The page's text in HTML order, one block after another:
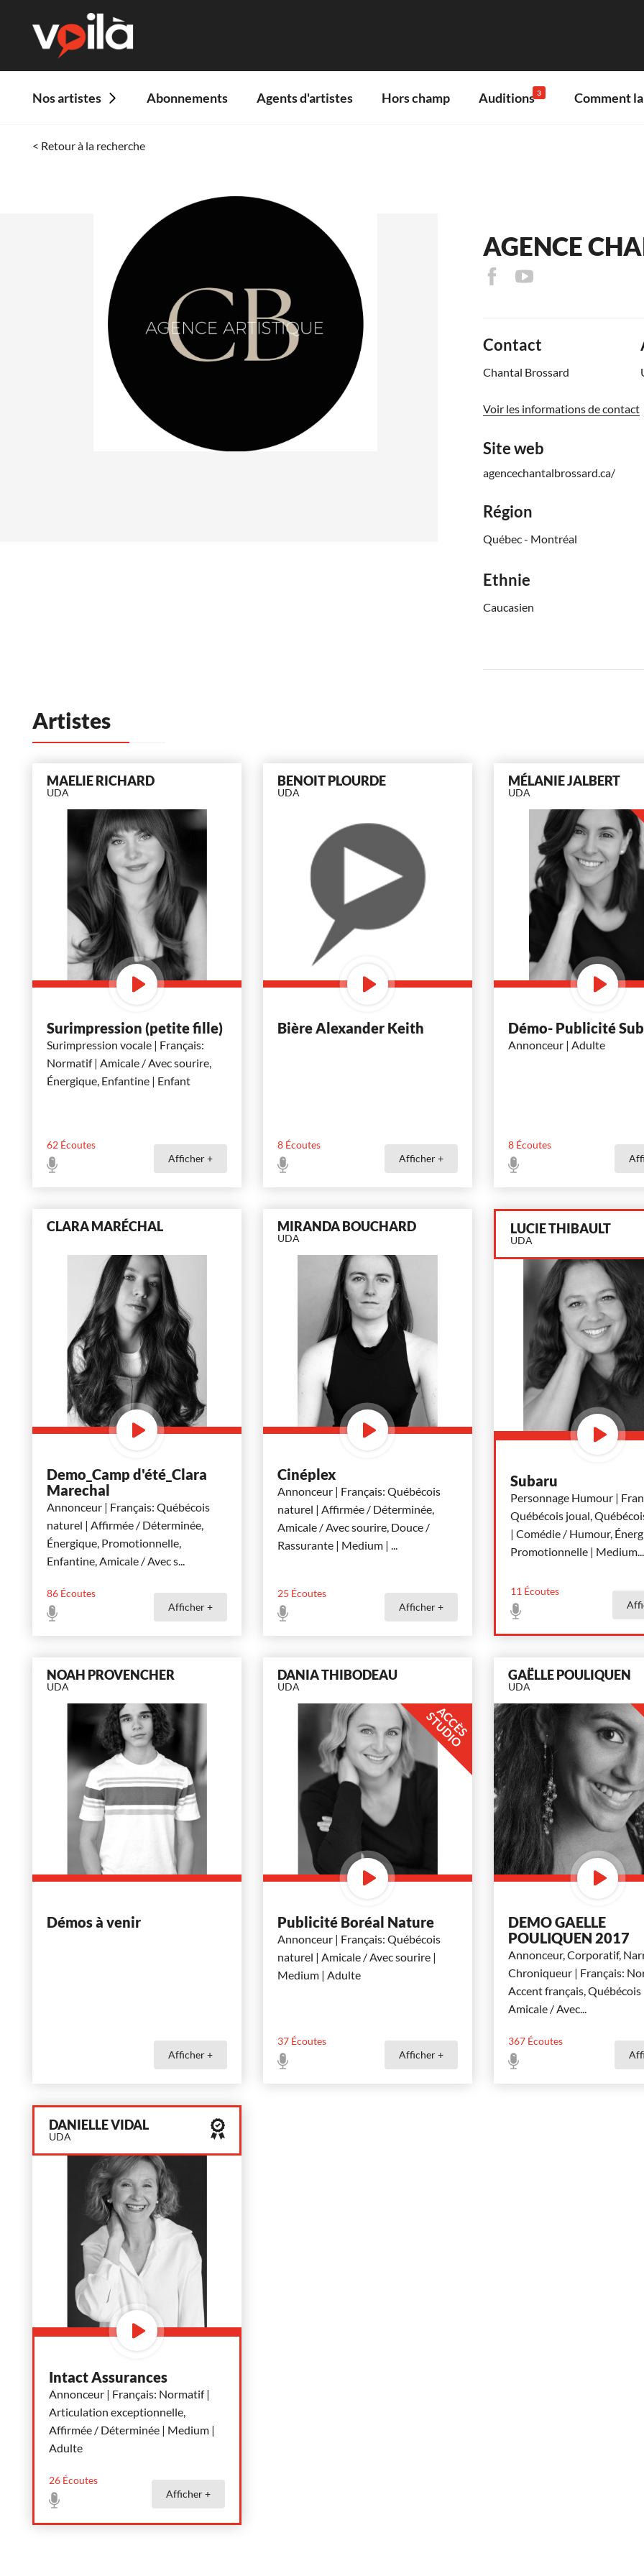
Nos artistes Abonnements Agents d'artistes Hors champ Auditions 3 Comment
< Retour à la recherche
AGENCE
Contact
Chantal Brossard
Voir les informations de contact
Site web
agencechantalbrossard.ca/
Région
Québec - Montréal
Ethnie
Caucasien
Artistes
MAELIE RICHARD
UDA
Surimpression (petite fille)
Surimpression vocale | Français:
Normatif | Amicale / Avec sourire,
Énergique, Enfantine | Enfant
62 Écoutes
Afficher +
BENOIT PLOURDE
UDA
Bière Alexander Keith
8Écoutes
Afficher +
MÉLANIE JALBERT
UDA
Démo- Publicité
Annonceur | Adulte
8Écoutes
CLARA MARÉCHAL
Demo_Camp d'été_Clara
Marechal
Annonceur | Français: Québécois
naturel | Affirmée / Déterminée,
Énergique, Promotionnelle,
Enfantine, Amicale / Avec s...
86 Écoutes
Afficher +
MIRANDA BOUCHARD
UDA
Cinéplex
Annonceur | Français: Québécois
naturel | Affirmée / Déterminée,
Amicale / Avec sourire, Douce /
Rassurante | Medium | ...
25 Écoutes
Afficher +
LUCIE THIBAULT
UDA
Subaru
Personnage Humour |
Québécois joual,
| Comédie / Humour,
Promotionnelle | Medium...
11 Écoutes
NOAH PROVENCHER
UDA
Démos à venir
Afficher +
DANIA THIBODEAU
UDA
A
C
C
È
S
S
T
U
D
I
O
Publicité Boréal Nature
Annonceur | Français: Québécois
naturel | Amicale / Avec sourire |
Medium | Adulte
37Écoutes
Afficher +
GAËLLE POULIQUEN
UDA
DEMO GAELLE
POULIQUEN 2017
Annonceur, Corporatif,
Chroniqueur | Français:
Accent français,
Amicale / Avec...
367Écoutes
DANIELLE VIDAL
UDA
Intact Assurances
Annonceur | Français: Normatif |
Articulation exceptionnelle,
Affirmée / Déterminée | Medium |
Adulte
26 Écoutes
Afficher +